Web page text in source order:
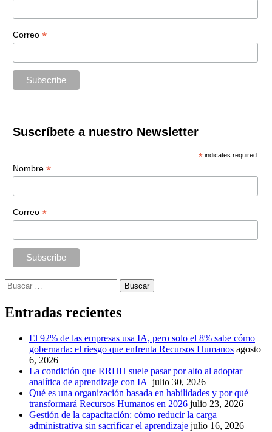
Correo *
Suscríbete a nuestro Newsletter
* indicates required
Nombre *
Correo *
Buscar:
Entradas recientes
El 92% de las empresas usa IA, pero solo el 8% sabe cómo
gobernarla: el riesgo que enfrenta Recursos Humanos agosto
6, 2026
La condición que RRHH suele pasar por alto al adoptar
analítica de aprendizaje con IA julio 30, 2026
Qué es una organización basada en habilidades y por qué
transformará Recursos Humanos en 2026 julio 23, 2026
Gestión de la capacitación: cómo reducir la carga
administrativa sin sacrificar el aprendizaje julio 16, 2026